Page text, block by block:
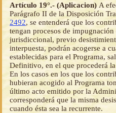
Artículo 19°.- (Aplicacion) A
Parágrafo II de la Disposición
2492, se entenderá que los
tengan procesos de
jurisdiccional, previo
interpuesta, podrán acogerse a
establecidas para el Programa,
Definitivo, en el que procederá
En los casos en los que los
hubieran acogido al Programa
último acto emitido por la
corresponderá que la misma
cuando ésta sea la recurrente.